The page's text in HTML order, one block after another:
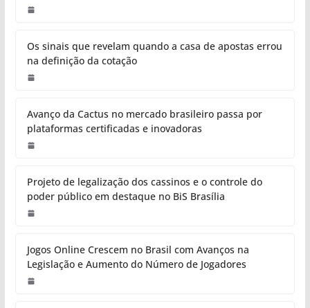
Os sinais que revelam quando a casa de apostas errou
na definição da cotação
Avanço da Cactus no mercado brasileiro passa por
plataformas certificadas e inovadoras
Projeto de legalização dos cassinos e o controle do
poder público em destaque no BiS Brasília
Jogos Online Crescem no Brasil com Avanços na
Legislação e Aumento do Número de Jogadores